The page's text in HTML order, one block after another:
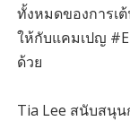
ทั้งหมดของการเ
ให้กับแคมเปญ
ด้วย
Tia Lee สนับสนุ